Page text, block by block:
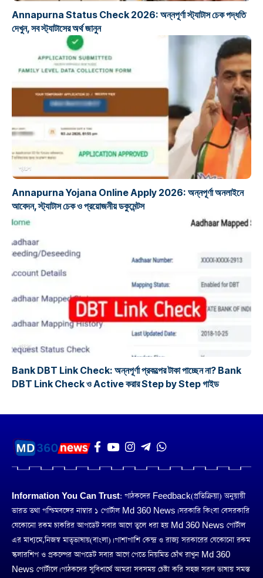
Annapurna Status Check 2026: অন্নপূর্ণা স্ট্যাটাস চেক পদ্ধতি
দেখুন, সব স্ট্যাটাসের অর্থ জানুন
প্রকল্প
Annapurna Yojana Online Apply 2026: অন্নপূর্ণা অনলাইনে
আবেদন, স্ট্যাটাস চেক ও প্রয়োজনীয় ডকুমেন্টস
প্রকল্প
Bank DBT Link Check: অন্নপূর্ণা প্রকল্পের টাকা পাচ্ছেন না? Bank
DBT Link Check ও Active করার Step by Step গাইড
Information You Can Trust: পাঠকদের Feedback(প্রতিক্রিয়া) অনুয়ায়ী
ভারত তথা পশ্চিমবঙ্গের নাম্বার ১ পোর্টাল Md 360 News। সরকারি কিংবা বেসরকারি
যেকোনো রকম চাকরির আপডেট সবার আগে তুলে ধরা হয় Md 360 News পোর্টাল
এর মাধ্যমে,নিজস্ব মাতৃভাষায়(বাংলা)। পাশাপাশি কেন্দ্র ও রাজ্য সরকারের যেকোনো রকম
স্কলারশিপ ও প্রকল্পের আপডেট সবার আগে পেতে নিয়মিত চোঁখ রাখুন Md 360
News পোর্টালে। পাঠকদের সুবিধার্থে আমরা সবসময় চেষ্টা করি সহজ সরল ভাষায় সমস্ত